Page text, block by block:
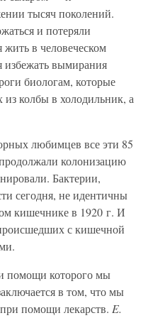
тысяч поколений.
и потеряли
жить в человеческом
избежать вымирания
биологам, которые
из колбы в холодильник, а
любимцев все эти 85
колонизацию
Бактерии,
сегодня, не идентичны
кишечнике в 1920 г. И
с кишечной
помощи которого мы
в том, что мы
помощи лекарств. E.